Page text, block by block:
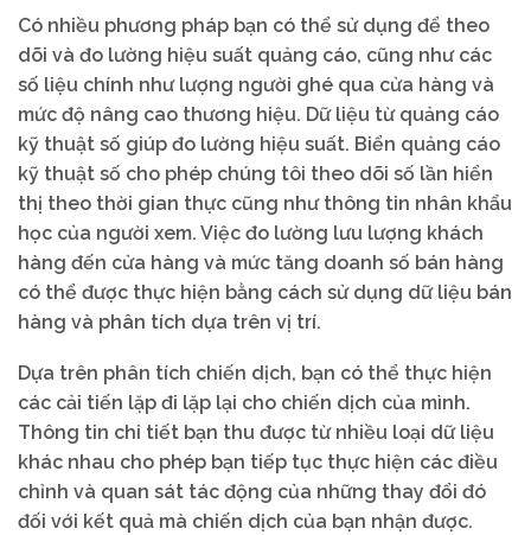
Có nhiều phương pháp bạn có thể sử dụng để theo
dõi và đo lường hiệu suất quảng cáo, cũng như các
số liệu chính như lượng người ghé qua cửa hàng và
mức độ nâng cao thương hiệu. Dữ liệu từ quảng cáo
kỹ thuật số giúp đo lường hiệu suất. Biển quảng cáo
kỹ thuật số cho phép chúng tôi theo dõi số lần hiển
thị theo thời gian thực cũng như thông tin nhân khẩu
học của người xem. Việc đo lường lưu lượng khách
hàng đến cửa hàng và mức tăng doanh số bán hàng
có thể được thực hiện bằng cách sử dụng dữ liệu bán
hàng và phân tích dựa trên vị trí.
Dựa trên phân tích chiến dịch, bạn có thể thực hiện
các cải tiến lặp đi lặp lại cho chiến dịch của mình.
Thông tin chi tiết bạn thu được từ nhiều loại dữ liệu
khác nhau cho phép bạn tiếp tục thực hiện các điều
chỉnh và quan sát tác động của những thay đổi đó
đối với kết quả mà chiến dịch của bạn nhận được.